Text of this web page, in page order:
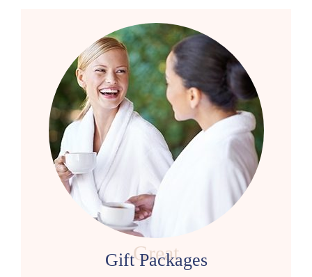
Great
Gift Packages